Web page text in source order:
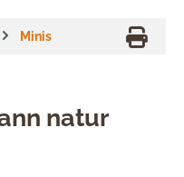
Minis
natur